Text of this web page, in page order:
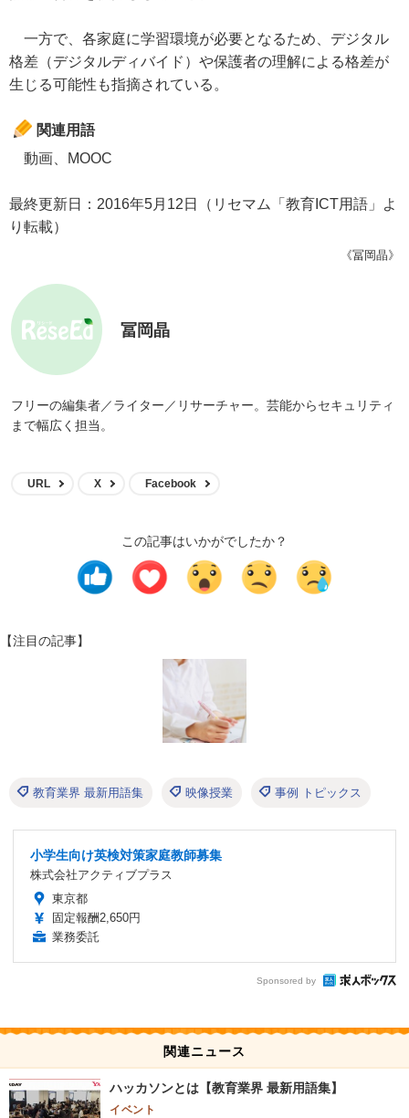
一方で、各家庭に学習環境が必要となるため、デジタル
格差（デジタルディバイド）や保護者の理解による格差が
生じる可能性も指摘されている。
関連用語
動画、MOOC
最終更新日：2016年5月12日（リセマム「教育ICT用語」よ
り転載）
《冨岡晶》
冨岡晶
フリーの編集者／ライター／リサーチャー。芸能からセキュリティ
まで幅広く担当。
URL X Facebook
この記事はいかがでしたか？
【注目の記事】
教育業界 最新用語集 映像授業 事例 トピックス
小学生向け英検対策家庭教師募集
株式会社アクティブプラス
東京都
固定報酬2,650円
業務委託
Sponsored by
関連ニュース
ハッカソンとは【教育業界 最新用語集】
イベント